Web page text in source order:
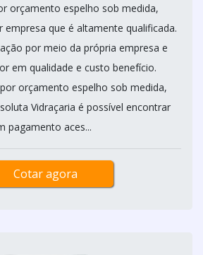
orçamento espelho sob medida,
que é altamente qualificada.
por meio da própria empresa e
em qualidade e custo benefício.
orçamento espelho sob medida,
Vidraçaria é possível encontrar
pagamento aces...
Cotar agora